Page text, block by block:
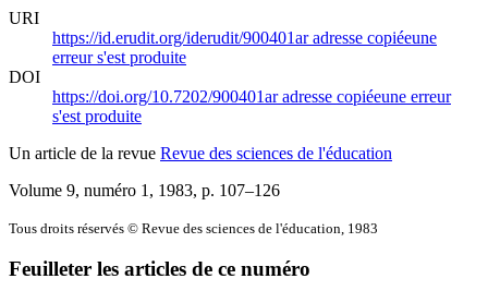
URI
https://id.erudit.org/iderudit/900401aradresse copiéeune
erreur s'est produite
DOI
https://doi.org/10.7202/900401aradresse copiéeune erreur
s'est produite
Un article de la revue Revue des sciences de l'éducation
Volume 9, numéro 1, 1983, p. 107–126
Tous droits réservés © Revue des sciences de l'éducation, 1983
Feuilleter les articles de ce numéro